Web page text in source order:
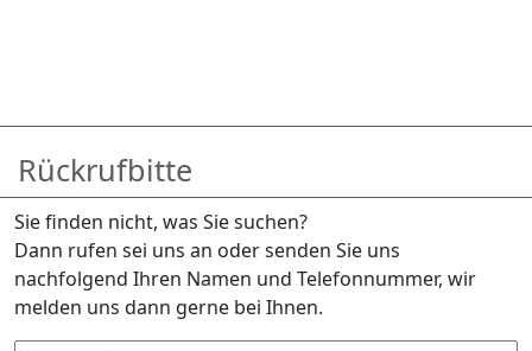
Rückrufbitte
Sie finden nicht, was Sie suchen?
Dann rufen sei uns an oder senden Sie uns
nachfolgend Ihren Namen und Telefonnummer, wir
melden uns dann gerne bei Ihnen.